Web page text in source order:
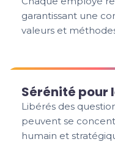
garantissant une
valeurs et
Sérénité pour
Libérés des
peuvent se
humain et